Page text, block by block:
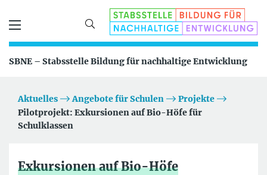
SBNE – Stabsstelle Bildung für nachhaltige Entwicklung
Aktuelles Angebote für Schulen
Projekte
Pilotprojekt: Exkursionen auf Bio-Höfe für
Schulklassen
Exkursionen auf Bio-Höfe